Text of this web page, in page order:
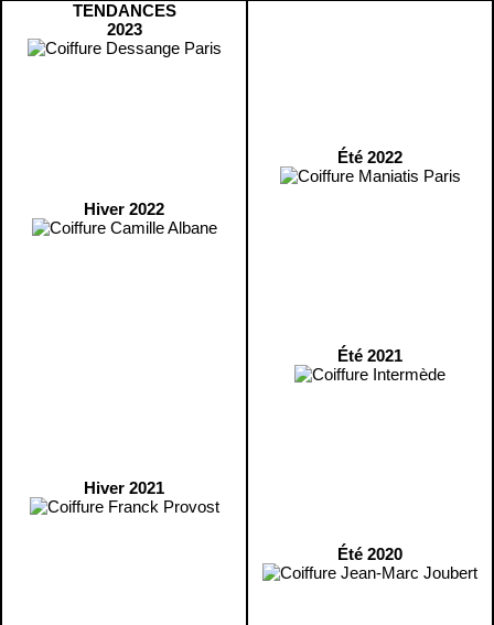
TENDANCES
2023
Hiver 2022
Hiver 2021
Été 2022
Été 2021
Été 2020